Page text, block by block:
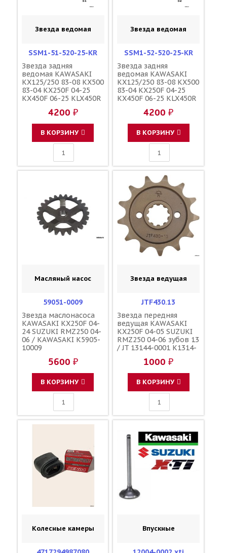
Звезда ведомая
SSM1-51-520-25-KR
Звезда задняя
ведомая KAWASAKI
KX125/250 83-08 KX500
83-04 KX250F 04-25
KX450F 06-25 KLX450R
04-06 зубов 51 / MRP
1-3619-51 JTR460
4200 ₽
В КОРЗИНУ
Звезда ведомая
SSM1-52-520-25-KR
Звезда задняя
ведомая KAWASAKI
KX125/250 83-08 KX500
83-04 KX250F 04-25
KX450F 06-25 KLX450R
04-06 зубов 52 / MRP
1-3619-52 JTR460
4200 ₽
В КОРЗИНУ
Масляный насос
59051-0009
Звезда маслонасоса
KAWASAKI KX250F 04-
24 SUZUKI RMZ250 04-
06 / KAWASAKI K5905-
10009
5600 ₽
В КОРЗИНУ
Звезда ведущая
JTF430.13
Звезда передняя
ведущая KAWASAKI
KX250F 04-05 SUZUKI
RMZ250 04-06 зубов 13
/ JT 13144-0001 K1314-
1000 ₽
В КОРЗИНУ
Колесные камеры Впускные